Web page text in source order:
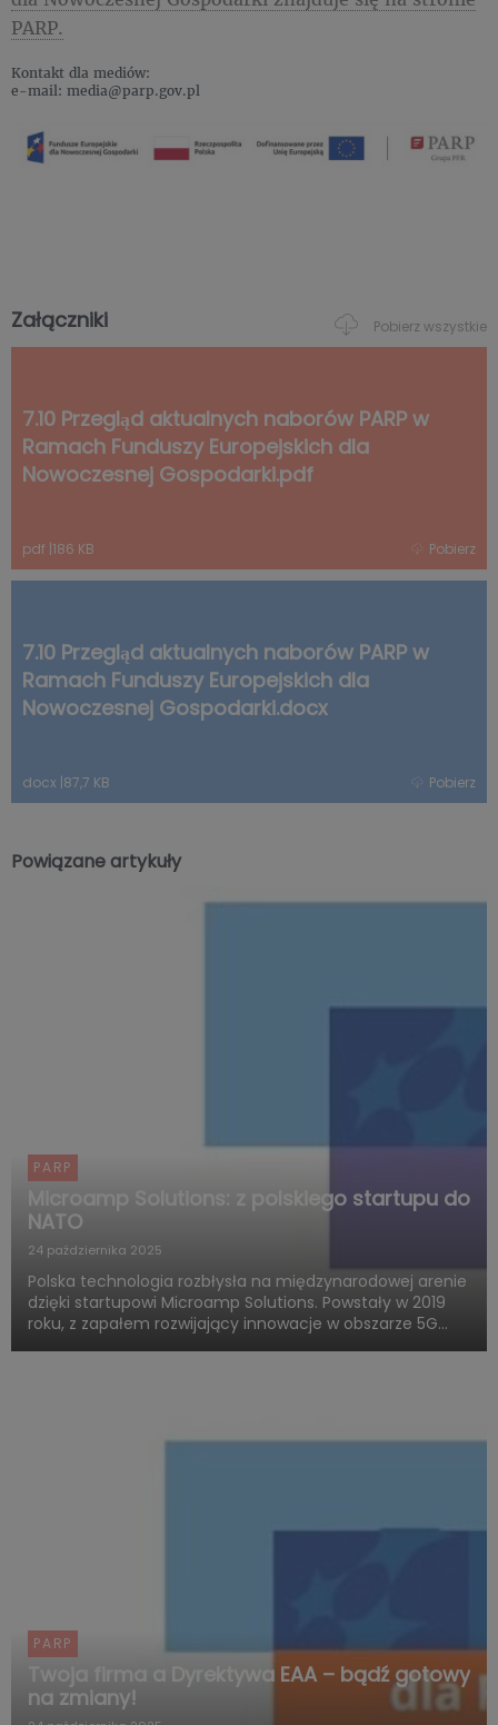
PARP.
Kontakt dla mediów:
e-mail: media@parp.gov.pl
Załączniki Pobierz wszystkie
7.10 Przegląd aktualnych naborów PARP w
Ramach Funduszy Europejskich dla
Nowoczesnej Gospodarki.pdf
pdf |186 KB Pobierz
7.10 Przegląd aktualnych naborów PARP w
Ramach Funduszy Europejskich dla
Nowoczesnej Gospodarki.docx
docx |87,7 KB Pobierz
Powiązane artykuły
PARP
Microamp Solutions: z polskiego startupu do
NATO
24 października 2025
Polska technologia rozbłysła na międzynarodowej arenie
dzięki startupowi Microamp Solutions. Powstały w 2019
roku, z zapałem rozwijający innowacje w obszarze 5G
PARP
Twoja firma a Dyrektywa EAA – bądź gotowy
na zmiany!